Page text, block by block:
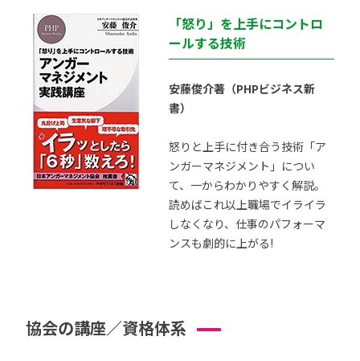
「怒り」を上手にコントロ
ールする技術
安藤俊介著（PHPビジネス新
書）
怒りと上手に付き合う技術「ア
ンガーマネジメント」につい
て、一からわかりやすく解説。
読めばこれ以上職場でイライラ
しなくなり、仕事のパフォーマ
ンスも劇的に上がる!
協会の講座／資格体系